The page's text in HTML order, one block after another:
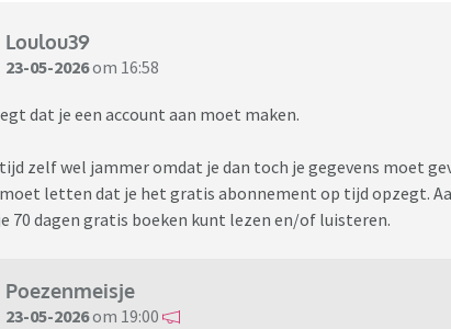
Loulou39
23-05-2026om 16:58
dat je een account aan moet maken.
zelf wel jammer omdat je dan toch je gegevens moet
letten dat je het gratis abonnement op tijd opzegt.
70 dagen gratis boeken kunt lezen en/of luisteren.
Poezenmeisje
23-05-2026om 19:00